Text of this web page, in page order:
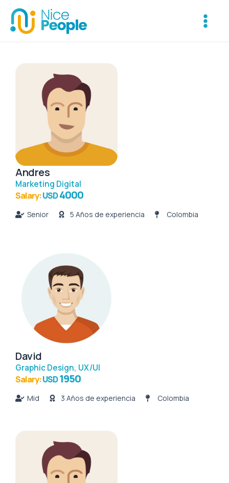
contenido
Menu
Andres
Marketing Digital
Salary:USD4000
Senior 5 Años de experiencia Colombia
David
Graphic Design, UX/UI
Salary:USD1950
Mid 3 Años de experiencia Colombia